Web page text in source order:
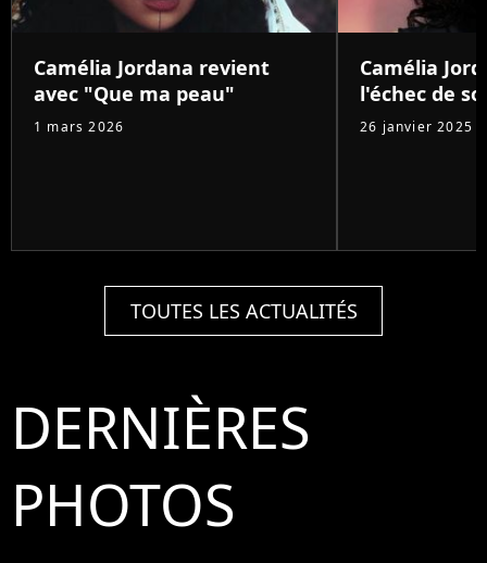
Camélia Jordana revient
avec "Que ma peau"
1 mars 2026
Camélia
l'échec de
26 janvier 2025
TOUTES LES ACTUALITÉS
DERNIÈRES
PHOTOS